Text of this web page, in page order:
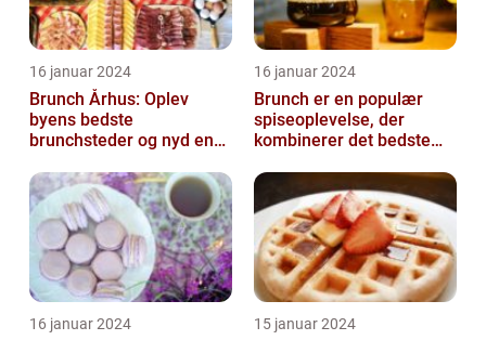
16 januar 2024
Brunch Århus: Oplev
byens bedste
brunchsteder og nyd en
madoplevelse
16 januar 2024
Brunch er en populær
spiseoplevelse, der
kombinerer det bedste
frokost
16 januar 2024 15 januar 2024